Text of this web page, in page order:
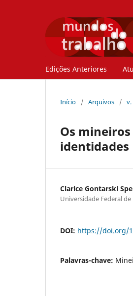
Edições Anteriores
Início / Arquivos /
Os
identidades
Clarice Gontarski
Universidade Federal de
DOI: https://doi.org/
Palavras-chave: